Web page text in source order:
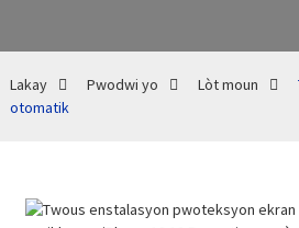
Lakay Pwodwi yo Lòt moun
otomatik